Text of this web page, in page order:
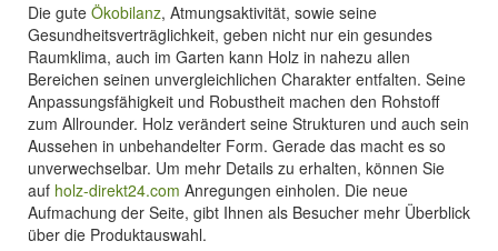
Die gute Ökobilanz, Atmungsaktivität, sowie seine
Gesundheitsverträglichkeit, geben nicht nur ein gesundes
Raumklima, auch im Garten kann Holz in nahezu allen
Bereichen seinen unvergleichlichen Charakter entfalten. Seine
Anpassungsfähigkeit und Robustheit machen den Rohstoff
zum Allrounder. Holz verändert seine Strukturen und auch sein
Aussehen in unbehandelter Form. Gerade das macht es so
unverwechselbar. Um mehr Details zu erhalten, können Sie
auf holz-direkt24.com Anregungen einholen. Die neue
Aufmachung der Seite, gibt Ihnen als Besucher mehr Überblick
über die Produktauswahl.